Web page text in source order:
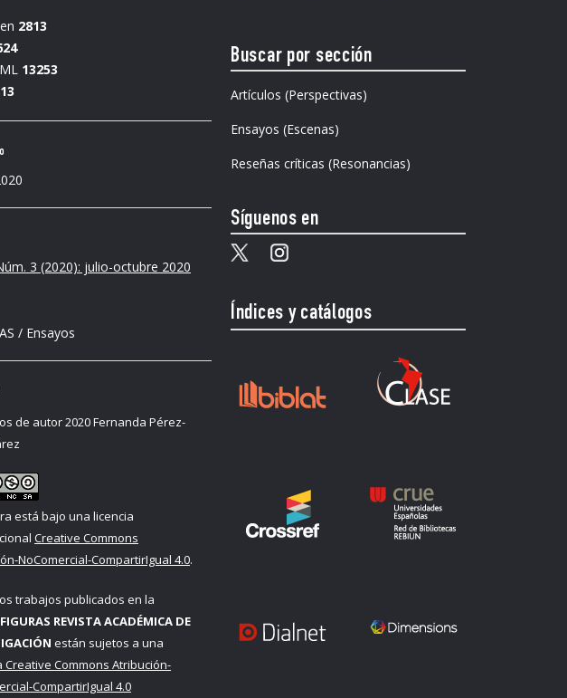
2813
13253
3 (2020): julio-octubre 2020
/ Ensayos
de autor 2020 Fernanda Pérez-
está bajo una licencia
Creative Commons
NoComercial-CompartirIgual 4.0.
trabajos publicados en la
FIGURAS REVISTA ACADÉMICA DE
están sujetos a una
Creative Commons Atribución-
CompartirIgual 4.0
Buscar por sección
Artículos (Perspectivas)
Ensayos (Escenas)
Reseñas críticas (Resonancias)
Síguenos en
Índices y catálogos